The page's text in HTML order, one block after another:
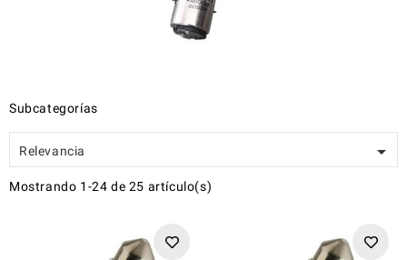
Subcategorías
Relevancia 
Mostrando 1-24 de 25 artículo(s)